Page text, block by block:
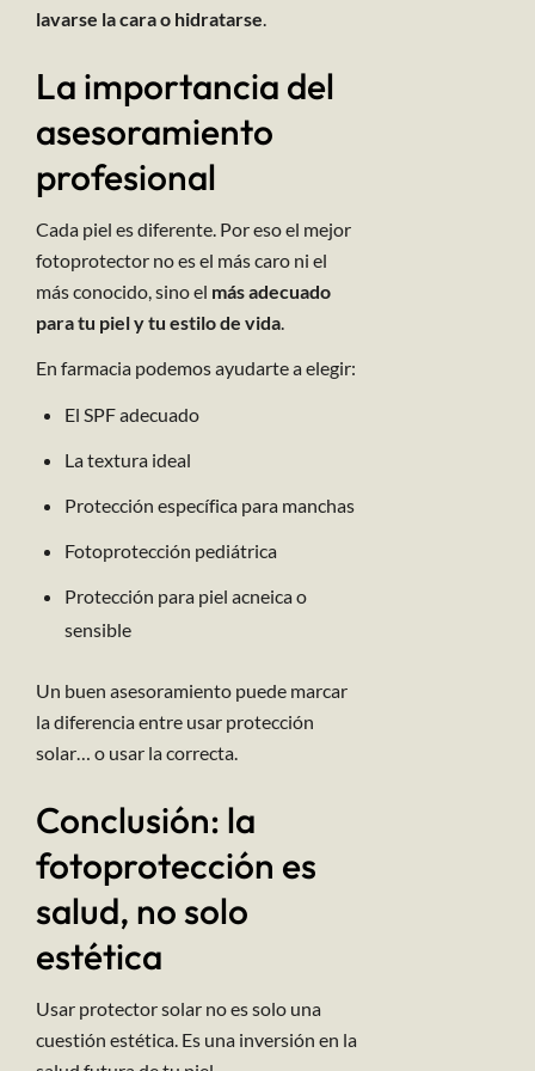
lavarse la cara o hidratarse.
La importancia del
asesoramiento
profesional
Cada piel es diferente. Por eso el mejor
fotoprotector no es el más caro ni el
más conocido, sino el más adecuado
para tu piel y tu estilo de vida.
En farmacia podemos ayudarte a elegir:
El SPF adecuado
La textura ideal
Protección específica para manchas
Fotoprotección pediátrica
Protección para piel acneica o
sensible
Un buen asesoramiento puede marcar
la diferencia entre usar protección
solar… o usar la correcta.
Conclusión: la
fotoprotección es
salud, no solo
estética
Usar protector solar no es solo una
cuestión estética. Es una inversión en la